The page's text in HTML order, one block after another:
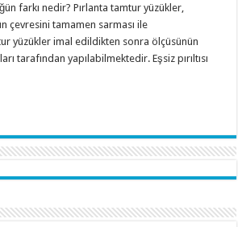
farkı nedir? Pırlanta tamtur yüzükler,
çevresini tamamen sarması ile
yüzükler imal edildikten sonra ölçüsünün
tarafından yapılabilmektedir. Eşsiz pırıltısı